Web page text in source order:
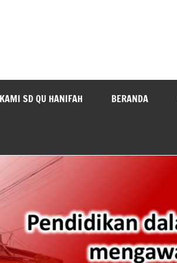
SD QU HANIFAH BERANDA